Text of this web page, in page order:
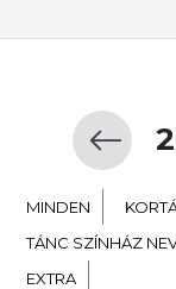
MINDEN
TÁNC SZÍNHÁZ
EXTRA